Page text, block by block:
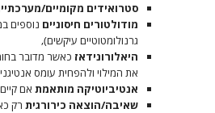
סטרואידים מקומיים/
מודולטורים חיסוניים נוספים
גרנולומטוטיים עיקשים),
היאלורונידאז כאשר מדובר
את המילוי ולהפחית עומס
אנטיביוטיקה מותאמת אם
שאיבה/הוצאה כירורגית רק